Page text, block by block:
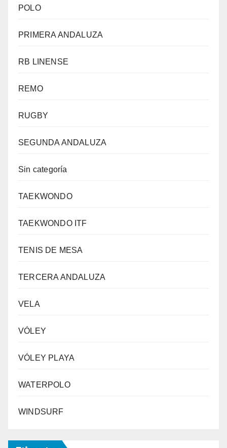
POLO
PRIMERA ANDALUZA
RB LINENSE
REMO
RUGBY
SEGUNDA ANDALUZA
Sin categoría
TAEKWONDO
TAEKWONDO ITF
TENIS DE MESA
TERCERA ANDALUZA
VELA
VÓLEY
VÓLEY PLAYA
WATERPOLO
WINDSURF